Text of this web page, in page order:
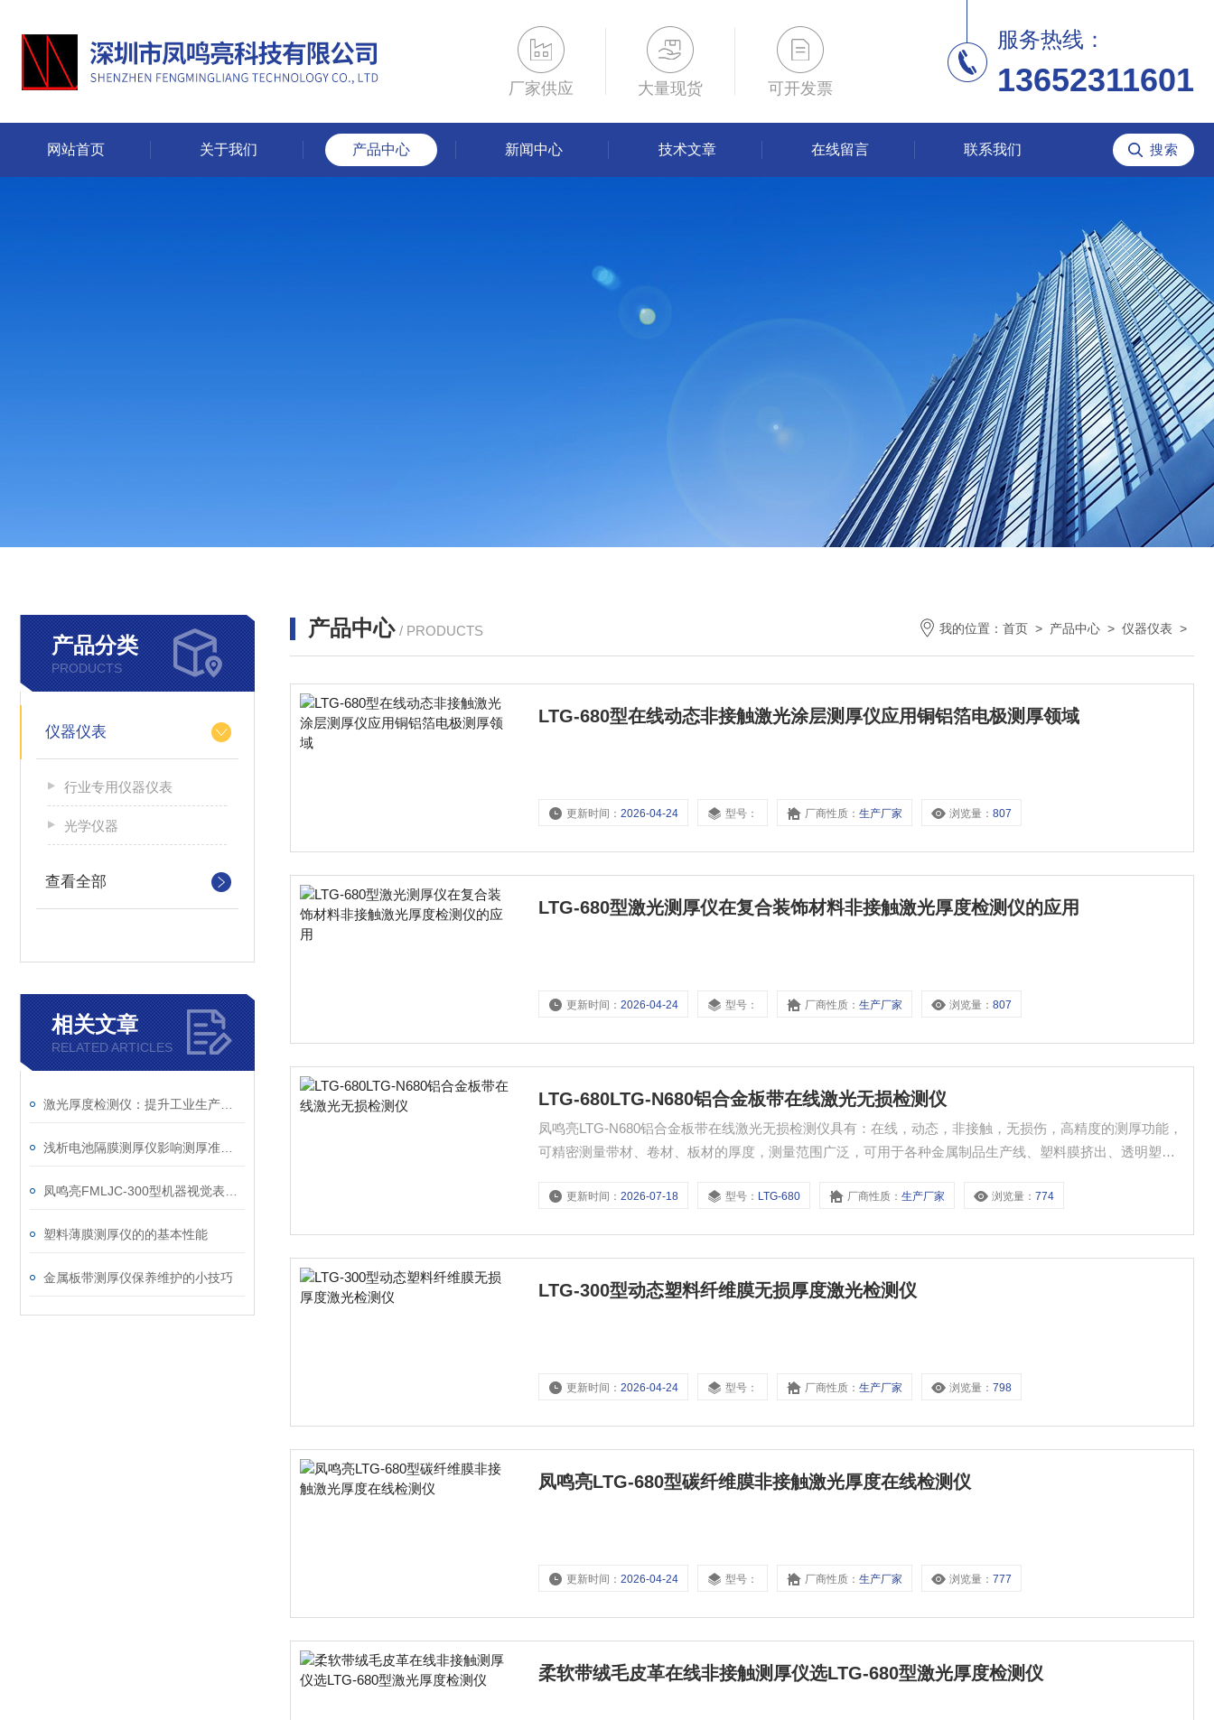
厂家供应 大量现货 可开发票
服务热线：
13652311601
网站首页 关于我们 产品中心 新闻中心 技术文章 在线留言 联系我们
产品分类
PRODUCTS
仪器仪表
行业专用仪器仪表
光学仪器
查看全部
相关文章
RELATED ARTICLES
塑料薄膜测厚仪的的基本性能
金属板带测厚仪保养维护的小技巧
产品中心 / PRODUCTS 我的位置： 首页 > 产品中心 > 仪器仪表 >
LTG-680型在线动态非接触激光涂层测厚仪应用铜铝箔电极测厚领域
更新时间：2026-04-24 型号： 厂商性质：生产厂家 浏览量：807
LTG-680型激光测厚仪在复合装饰材料非接触激光厚度检测仪的应用
更新时间：2026-04-24 型号： 厂商性质：生产厂家 浏览量：807
LTG-680LTG-N680铝合金板带在线激光无损检测仪
凤鸣亮LTG-N680铝合金板带在线激光无损检测仪具有：在线，动态，非接触，无损伤，高精度的测厚功能，
可精密测量带材、卷材、板材的厚度，测量范围广泛，可用于各种金属制品生产线、塑料膜挤出、透明塑料
测材料的内部结构和表面是否平整没有要求。
更新时间：2026-07-18 型号： LTG-680 厂商性质：生产厂家 浏览量：774
LTG-300型动态塑料纤维膜无损厚度激光检测仪
更新时间：2026-04-24 型号： 厂商性质：生产厂家 浏览量：798
凤鸣亮LTG-680型碳纤维膜非接触激光厚度在线检测仪
更新时间：2026-04-24 型号： 厂商性质：生产厂家 浏览量：777
柔软带绒毛皮革在线非接触测厚仪选LTG-680型激光厚度检测仪